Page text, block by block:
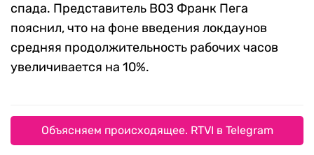
спада. Представитель ВОЗ Франк Пега
пояснил, что на фоне введения локдаунов
средняя продолжительность рабочих часов
увеличивается на 10%.
Объясняем происходящее. RTVI в Telegram